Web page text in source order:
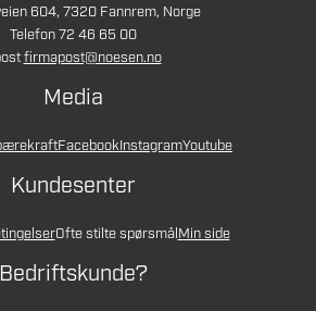
604, 7320 Fannrem, Norge
Telefon 72 46 65 00
firmapost@noesen.no
Media
FacebookInstagramYoutube
Kundesenter
Ofte stilte spørsmålMin side
Bedriftskunde?